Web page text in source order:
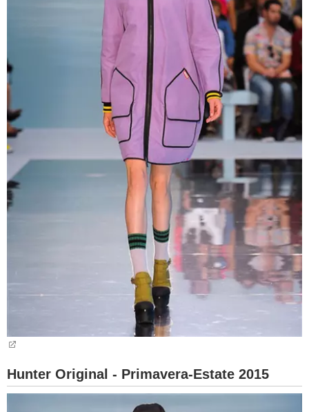
Hunter Original - Primavera-Estate 2015